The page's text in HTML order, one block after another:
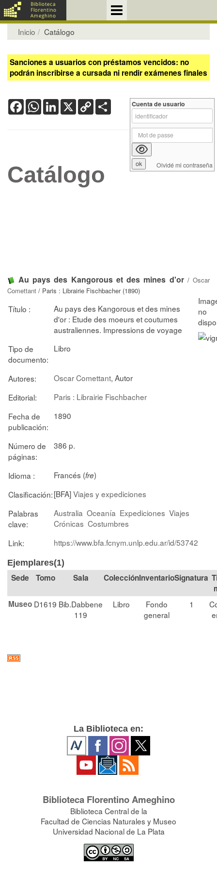
Inicio Catálogo
Sanciones a usuarios con préstamos vencidos: no
podrán inscribirse a cursada ni rendir exámenes finales
FacebookWhatsApp
LinkedIn
X Copy
Link
Catálogo
Au pays des Kangorous et des mines d'or/Oscar
Comettant / Paris : Librairie Fischbacher (1890)
Título :
Au pays des Kangorous et des mines
d'or : Etude des moeurs et coutumes
australiennes. Impressions de voyage
Tipo de
documento:
Libro
Autores: Oscar Comettant, Autor
Editorial:
Paris : Librairie Fischbacher
Fecha de
publicación:
1890
Número de
páginas:
386 p.
Idioma : Francés (fre)
Clasificación:[BFA]Viajes y expediciones
Palabras
clave:
Australia Oceanía Expediciones Viajes
Crónicas Costumbres
Link:
https://www.bfa.fcnym.unlp.edu.ar/id/53742
Ejemplares(1)
Tomo Sala Colección Signatura
Museo D1619 Bib.Dabbene
119
Libro
Fondo
general
1
Cuenta de usuario
Olvidé mi contraseña
La Biblioteca en:
Biblioteca Florentino Ameghino
Biblioteca Central de la
Facultad de Ciencias Naturales y Museo
Universidad Nacional de La Plata